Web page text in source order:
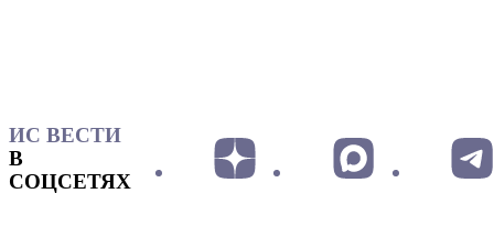
ИС ВЕСТИ
В
СОЦСЕТЯХ